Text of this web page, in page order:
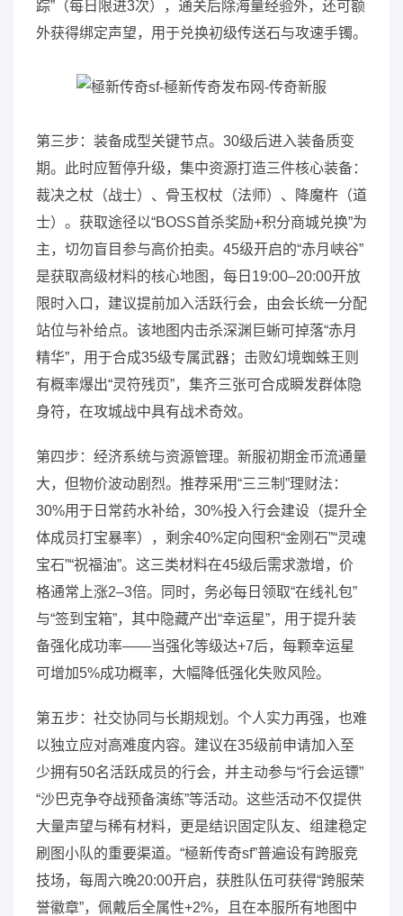
踪”（每日限进3次），通关后除海量经验外，还可额
外获得绑定声望，用于兑换初级传送石与攻速手镯。
第三步：装备成型关键节点。30级后进入装备质变
期。此时应暂停升级，集中资源打造三件核心装备：
裁决之杖（战士）、骨玉权杖（法师）、降魔杵（道
士）。获取途径以“BOSS首杀奖励+积分商城兑换”为
主，切勿盲目参与高价拍卖。45级开启的“赤月峡谷”
是获取高级材料的核心地图，每日19:00–20:00开放
限时入口，建议提前加入活跃行会，由会长统一分配
站位与补给点。该地图内击杀深渊巨蜥可掉落“赤月
精华”，用于合成35级专属武器；击败幻境蜘蛛王则
有概率爆出“灵符残页”，集齐三张可合成瞬发群体隐
身符，在攻城战中具有战术奇效。
第四步：经济系统与资源管理。新服初期金币流通量
大，但物价波动剧烈。推荐采用“三三制”理财法：
30%用于日常药水补给，30%投入行会建设（提升全
体成员打宝暴率），剩余40%定向囤积“金刚石”“灵魂
宝石”“祝福油”。这三类材料在45级后需求激增，价
格通常上涨2–3倍。同时，务必每日领取“在线礼包”
与“签到宝箱”，其中隐藏产出“幸运星”，用于提升装
备强化成功率——当强化等级达+7后，每颗幸运星
可增加5%成功概率，大幅降低强化失败风险。
第五步：社交协同与长期规划。个人实力再强，也难
以独立应对高难度内容。建议在35级前申请加入至
少拥有50名活跃成员的行会，并主动参与“行会运镖”
“沙巴克争夺战预备演练”等活动。这些活动不仅提供
大量声望与稀有材料，更是结识固定队友、组建稳定
刷图小队的重要渠道。“極新传奇sf”普遍设有跨服竞
技场，每周六晚20:00开启，获胜队伍可获得“跨服荣
誉徽章”，佩戴后全属性+2%，且在本服所有地图中